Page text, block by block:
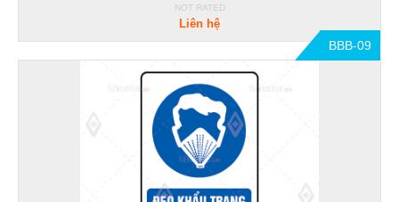
NOT RATED
Liên hệ
BBB-09